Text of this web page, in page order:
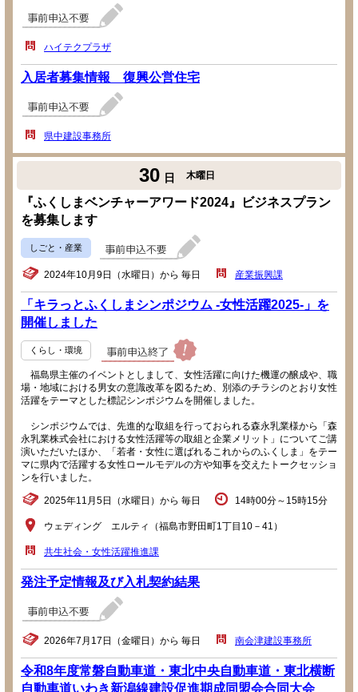
ハイテクプラザ
入居者募集情報 復興公営住宅
県中建設事務所
30 日 木曜日
『ふくしまベンチャーアワード2024』ビジネスプラン
を募集します
しごと・産業
2024年10月9日（水曜日）から 毎日 産業振興課
「キラっとふくしまシンポジウム -女性活躍2025-」を
開催しました
くらし・環境
福島県主催のイベントとしまして、女性活躍に向けた機運の醸成や、職
場・地域における男女の意識改革を図るため、別添のチラシのとおり女性
活躍をテーマとした標記シンポジウムを開催しました。
シンポジウムでは、先進的な取組を行っておられる森永乳業様から「森
永乳業株式会社における女性活躍等の取組と企業メリット」についてご講
演いただいたほか、「若者・女性に選ばれるこれからのふくしま」をテー
マに県内で活躍する女性ロールモデルの方や知事を交えたトークセッショ
ンを行いました。
2025年11月5日（水曜日）から 毎日 14時00分～15時15分
ウェディング エルティ（福島市野田町1丁目10－41）
共生社会・女性活躍推進課
発注予定情報及び入札契約結果
2026年7月17日（金曜日）から 毎日 南会津建設事務所
令和8年度常磐自動車道・東北中央自動車道・東北横断
自動車道いわき新潟線建設促進期成同盟会合同大会